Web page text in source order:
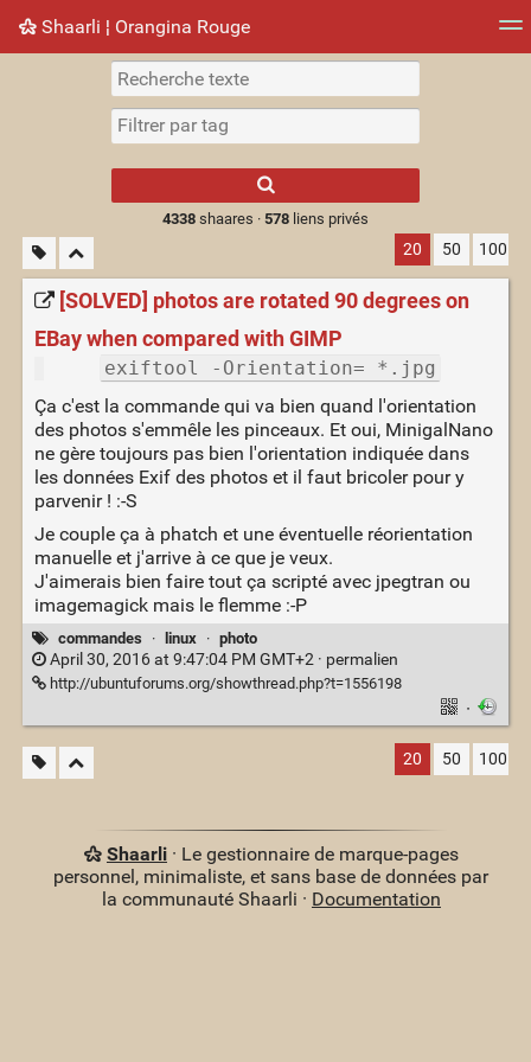
Shaarli ¦ Orangina Rouge
Nuage de tags Mur d'images
results.
4338shaares · 578liens privés
20 50 100
[SOLVED] photos are rotated 90 degrees on
EBay when compared with GIMP
exiftool -Orientation= *.jpg
Ça c'est la commande qui va bien quand l'orientation
des photos s'emmêle les pinceaux. Et oui, MinigalNano
ne gère toujours pas bien l'orientation indiquée dans
les données Exif des photos et il faut bricoler pour y
parvenir ! :-S
Je couple ça à phatch et une éventuelle réorientation
manuelle et j'arrive à ce que je veux.
J'aimerais bien faire tout ça scripté avec jpegtran ou
imagemagick mais le flemme :-P
commandes · linux · photo
April 30, 2016 at 9:47:04 PM GMT+2 · permalien
http://ubuntuforums.org/showthread.php?t=1556198
·
20 50 100
Shaarli· Le gestionnaire de marque-pages
personnel, minimaliste, et sans base de données par
la communauté Shaarli · Documentation